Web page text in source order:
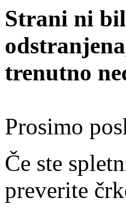
Strani ni
trenutno
Prosimo
Če ste
preverite